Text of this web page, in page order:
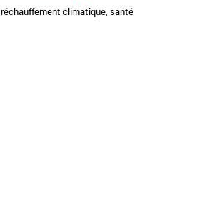
réchauffement climatique santé